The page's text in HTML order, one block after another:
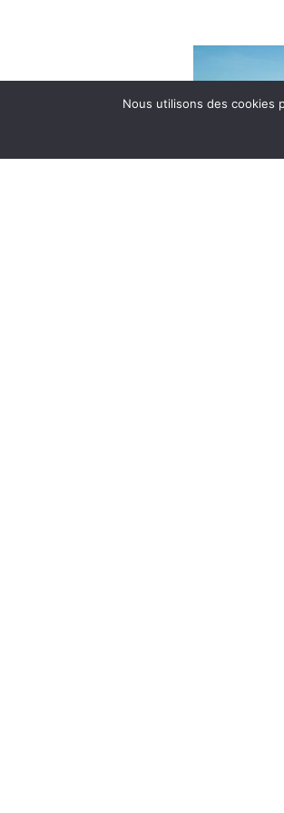
Nous utilisons des cookies